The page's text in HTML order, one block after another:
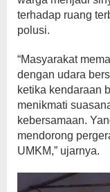
terhadap ruang
polusi.
“Masyarakat
dengan udara
ketika kendaraan
menikmati
kebersamaan.
mendorong
UMKM,” ujarnya.